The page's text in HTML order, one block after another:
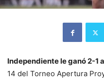
Independiente le ganó 2-1
14 del Torneo Apertura